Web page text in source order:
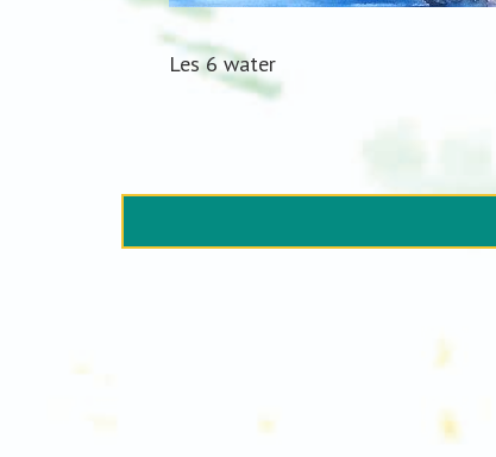
Les 6 water